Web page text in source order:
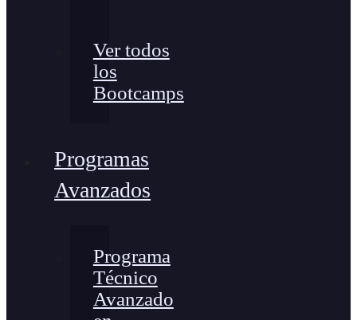
Ver todos
los
Bootcamps
Programas
Avanzados
Programa
Técnico
Avanzado